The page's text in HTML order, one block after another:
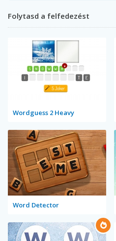
Folytasd a felfedezést
Wordguess 2 Heavy
Word Detector